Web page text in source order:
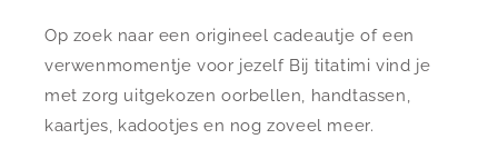
Op zoek naar een origineel cadeautje of een
verwenmomentje voor jezelf Bij titatimi vind je
met zorg uitgekozen oorbellen, handtassen,
kaartjes, kadootjes en nog zoveel meer.